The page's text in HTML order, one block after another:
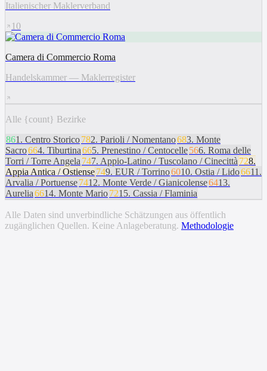
Italienischer Maklerverband
10
Camera di Commercio Roma
Handelskammer — Maklerregister
Alle {count} Bezirke
861 . Centro Storico782. Parioli / Nomentano683. Monte
Sacro664. Tiburtina665. Prenestino / Centocelle566. Roma delle
Torri / Torre Angela 747. Appio-Latino / Tuscolano / Cinecittà 728.
Appia Antica / Ostiense749. EUR / Torrino6010. Ostia / Lido6611 .
Arvalia / Portuense7412. Monte Verde / Gianicolense6413.
Aurelia6614. Monte Mario7215. Cassia / Flaminia
Alle Daten sind unverbindliche Schätzungen aus öffentlich
zugänglichen Quellen. Keine Anlageberatung. Methodologie